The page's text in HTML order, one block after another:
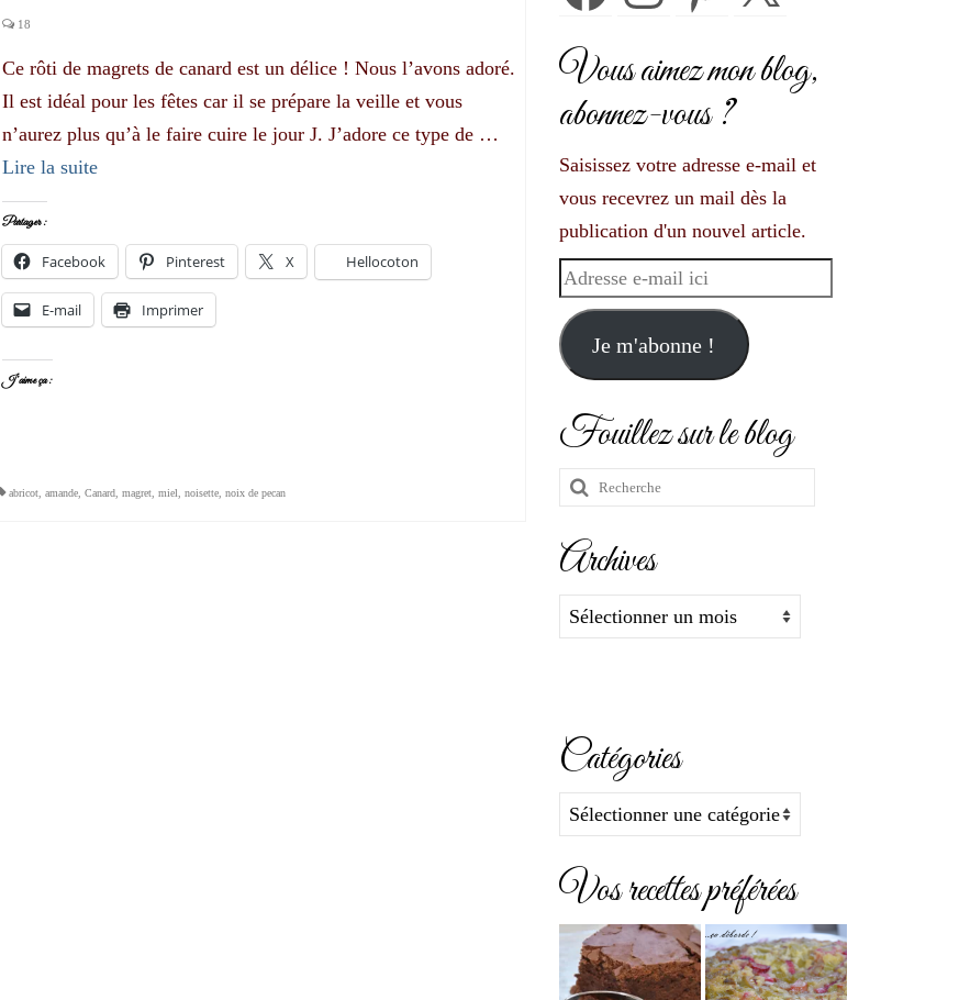
18
Ce rôti de magrets de canard est un délice ! Nous l’avons adoré.
Il est idéal pour les fêtes car il se prépare la veille et vous
n’aurez plus qu’à le faire cuire le jour J. J’adore ce type de …
Lire la suite­­
Partager :
Facebook Pinterest X Hellocoton
E-mail Imprimer
J’aime ça :
abricot, amande, Canard, magret, miel, noisette, noix de pecan
Vous aimez mon blog,
abonnez-vous ?
Saisissez votre adresse e-mail et
vous recevrez un mail dès la
publication d'un nouvel article.
Adresse
mail
ici
Je m'abonne !
Fouillez sur le blog
Rechercher
Archives
Archives
Catégories
Catégories
Vos recettes préférées